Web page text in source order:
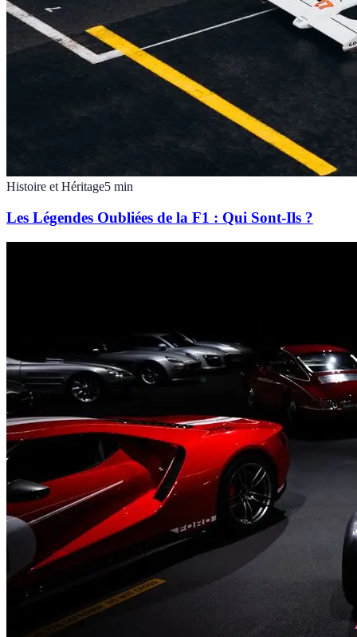
Histoire et Héritage5 min
Les Légendes Oubliées de la F1 : Qui Sont-Ils ?